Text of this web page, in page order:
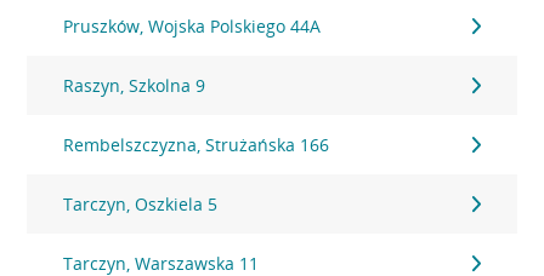
Pruszków, Wojska Polskiego 44A
Raszyn, Szkolna 9
Rembelszczyzna, Strużańska 166
Tarczyn, Oszkiela 5
Tarczyn, Warszawska 11